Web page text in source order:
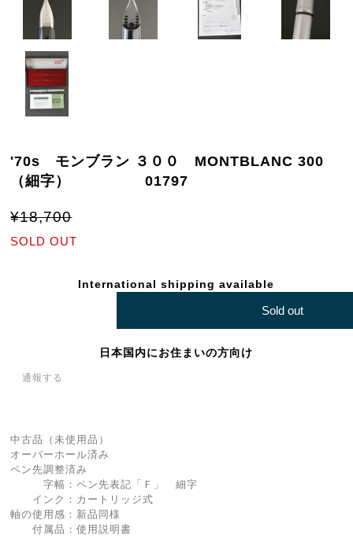
'70s モンブラン ３００ MONTBLANC 300
（細字） 01797
¥18,700
SOLD OUT
International shipping available
Sold out
日本国内にお住まいの方向け
通報する
中古品（未使用品）
オーバーホール済み
ペン先調整済み
字幅：ペン先表記「Ｆ」 細字
インク：カートリッジ式
軸の使用感：新品同様
付属品：使用説明書